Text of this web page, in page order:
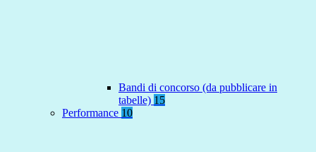
Bandi di concorso (da pubblicare in
tabelle) 15
Performance 10